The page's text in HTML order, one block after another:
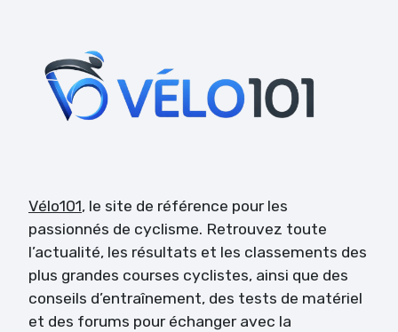
Vélo101, le site de référence pour les
passionnés de cyclisme. Retrouvez toute
l’actualité, les résultats et les classements des
plus grandes courses cyclistes, ainsi que des
conseils d’entraînement, des tests de matériel
et des forums pour échanger avec la